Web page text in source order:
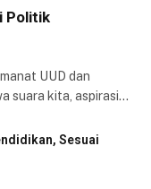
Politik
UUD dan
suara kita, aspirasi…
Sesuai